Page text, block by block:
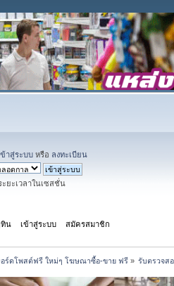
ข้าสู่ระบบ หรือ ลงทะเบียน
ยะเวลาในเซสชั่น
น เข้าสู่ระบบ สมัครสมาชิก
อร์ดโพสต์ฟรี ใหม่ๆ โฆษณาซื้อ-ขาย ฟรี» รับตรวจส